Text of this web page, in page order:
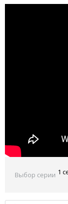
Выбор серии